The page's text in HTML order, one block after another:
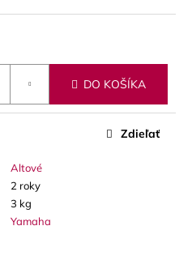
DO KOŠÍKA
Altové
2 roky
3 kg
Yamaha
Zdieľať